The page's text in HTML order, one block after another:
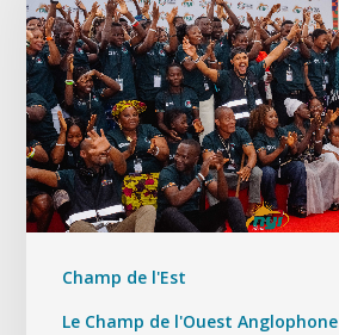
Champ de l'Est
Le Champ de l'Ouest Anglophone